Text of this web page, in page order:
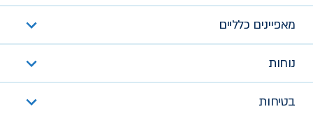
מאפיינים כלליים
נוחות
בטיחות